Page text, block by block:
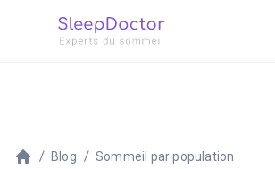
Blog
Sommeil par population